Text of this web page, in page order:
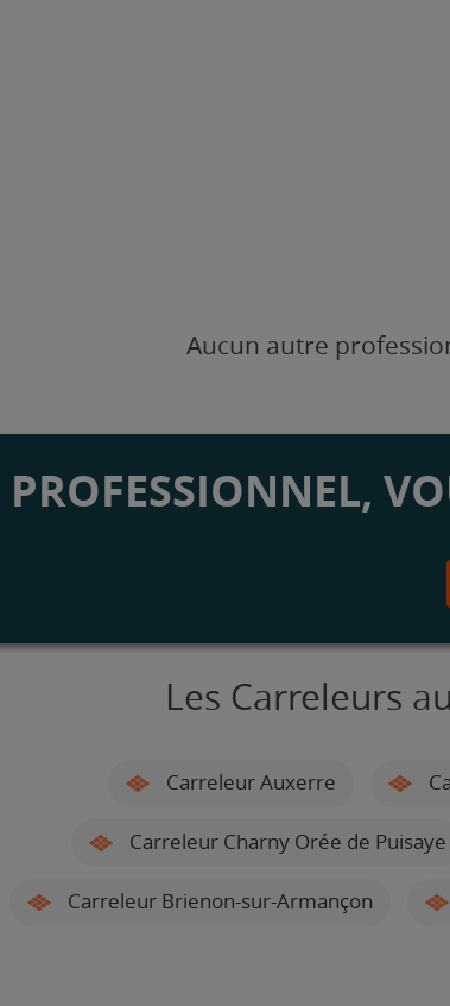
Aucun autre
PROFESSIONNEL,
Les Carreleurs
Carreleur Auxerre
Carreleur Charny Orée de Puisaye
Carreleur Brienon-sur-Armançon